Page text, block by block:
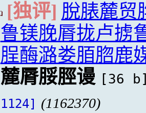
[独评] 脫脿麓贸
鲁镁脕脣拢卢掳
脭酶潞娄脜脗鹿
麓脣脮脛谩 [36
1124] (1162370)